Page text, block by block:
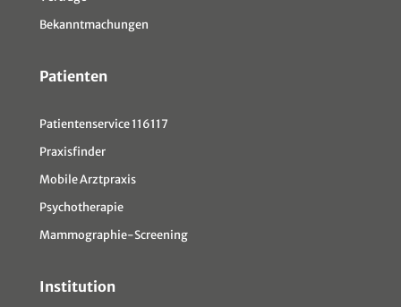
Bekanntmachungen
Patienten
Patientenservice 116117
Praxisfinder
Mobile Arztpraxis
Psychotherapie
Mammographie-Screening
Institution